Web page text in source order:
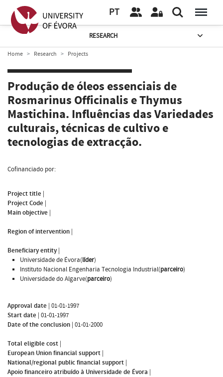
PT
RESEARCH
Home Research Projects
Produção de óleos essenciais de
Rosmarinus Officinalis e Thymus
Mastichina. Influências das Variedades
culturais, técnicas de cultivo e
tecnologias de extracção.
Cofinanciado por:
Project title |
Project Code |
Main objective |
Region of intervention |
Beneficiary entity|
Universidade de Évora(líder)
Instituto Nacional Engenharia Tecnologia Industrial(parceiro)
Universidade do Algarve(parceiro)
Approval date | 01-01-1997
Start date | 01-01-1997
Date of the conclusion | 01-01-2000
Total eligible cost |
European Union financial support |
National/regional public financial support |
Apoio financeiro atribuído à Universidade de Évora |